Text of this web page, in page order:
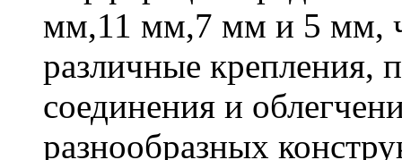
мм,11 мм,7 мм и 5 мм,
различные
соединения и
разнообразных